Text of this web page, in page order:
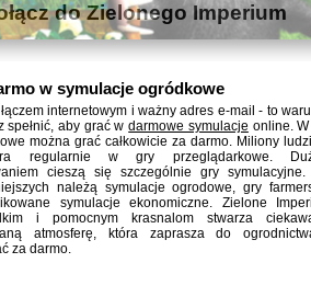
do Zielonego Imperium
w symulacje ogródkowe
internetowym i ważny adres e-mail - to
spełnić, aby grać wdarmowe symulacje online.
można grać całkowicie za darmo. Miliony
regularnie w gry przeglądarkowe.
cieszą się szczególnie gry
należą symulacje ogrodowe, gry
symulacje ekonomiczne. Zielone
i pomocnym krasnalom stwarza
atmosferę, która zaprasza do
za darmo.